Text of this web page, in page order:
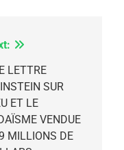
LETTRE
SUR
ET LE
VENDUE
MILLIONS DE
ET RÉSILIENTE :
REVENDIQUE
par Thérèse